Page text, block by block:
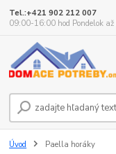
Tel.:+421 902 212 007
09:00-16:00 hod Pondelok až
Úvod Paella horáky